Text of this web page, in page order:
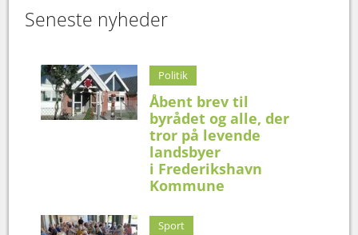
Seneste nyheder
Politik
Åbent brev til
byrådet og alle, der
tror på levende
landsbyer
i Frederikshavn
Kommune
Sport